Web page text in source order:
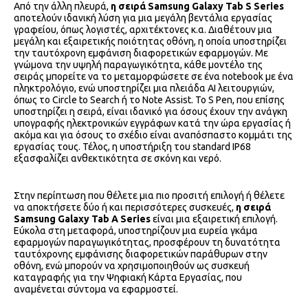
Από την άλλη πλευρά, η σειρά Samsung Galaxy Tab S Series
αποτελούν ιδανική λύση για μια μεγάλη βεντάλια εργασίας
γραφείου, όπως λογιστές, αρχιτέκτονες κ.α. Διαθέτουν μια
μεγάλη και εξαιρετικής ποιότητας οθόνη, η οποία υποστηρίζει
την ταυτόχρονη εμφάνιση διαφορετικών εφαρμογών. Με
γνώμονα την υψηλή παραγωγικότητα, κάθε μοντέλο της
σειράς μπορείτε να το μεταμορφώσετε σε ένα notebook με ένα
πληκτρολόγιο, ενώ υποστηρίζει μια πλειάδα ΑΙ λειτουργιών,
όπως το Circle to Search ή το Note Assist. Το S Pen, που επίσης
υποστηρίζει η σειρά, είναι ιδανικό για όσους έχουν την ανάγκη
υπογραφής ηλεκτρονικών εγγράφων κατά την ώρα εργασίας ή
ακόμα και για όσους το σχέδιο είναι αναπόσπαστο κομμάτι της
εργασίας τους. Τέλος, η υποστήριξη του standard IP68
εξασφαλίζει ανθεκτικότητα σε σκόνη και νερό.
Στην περίπτωση που θέλετε μια πιο προσιτή επιλογή ή θέλετε
να αποκτήσετε δύο ή και περισσότερες συσκευές, η σειρά
Samsung Galaxy Tab A Seriesείναι μια εξαιρετική επιλογή.
Εύκολα στη μεταφορά, υποστηρίζουν μια ευρεία γκάμα
εφαρμογών παραγωγικότητας, προσφέρουν τη δυνατότητα
ταυτόχρονης εμφάνισης διαφορετικών παράθυρων στην
οθόνη, ενώ μπορούν να χρησιμοποιηθούν ως συσκευή
καταγραφής για την Ψηφιακή Κάρτα Εργασίας, που
αναμένεται σύντομα να εφαρμοστεί.